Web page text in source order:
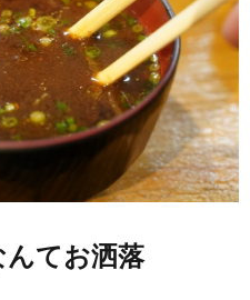
んてお洒落